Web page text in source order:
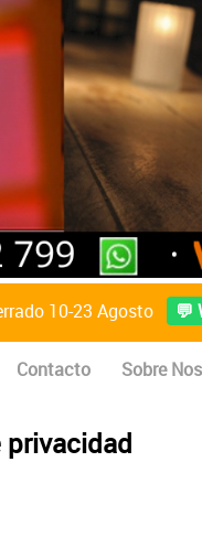
10-23 Agosto 💬
Contacto Sobre
privacidad